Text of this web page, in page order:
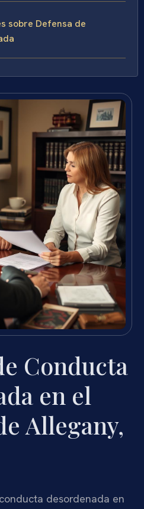
sobre Defensa de
Conducta
en el
Allegany,
desordenada en